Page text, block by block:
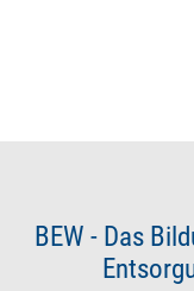
BEW - Das